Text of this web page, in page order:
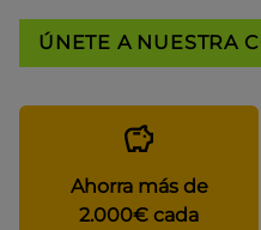
ÚNETE A NUESTRA
Ahorra más de
2.000€ cada